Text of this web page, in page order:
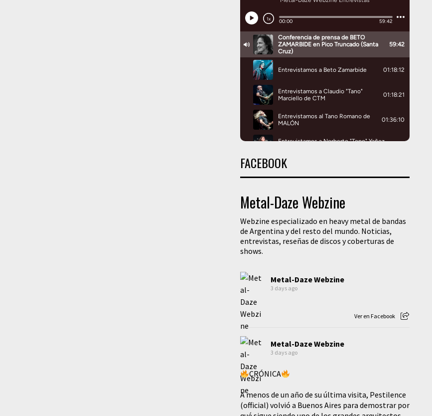
FACEBOOK
Metal-Daze Webzine
Webzine especializado en heavy metal de bandas
de Argentina y del resto del mundo. Noticias,
entrevistas, reseñas de discos y coberturas de
shows.
Metal-Daze Webzine
3 days ago
Ver en Facebook
Metal-Daze Webzine
3 days ago
CRÓNICA
A menos de un año de su última visita, Pestilence
(official) volvió a Buenos Aires para demostrar por